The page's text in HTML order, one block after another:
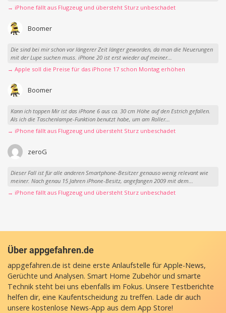
→ iPhone fällt aus Flugzeug und übersteht Sturz unbeschadet
Boomer
Die sind bei mir schon vor längerer Zeit länger geworden, da man die Neuerungen
mit der Lupe suchen muss. iPhone 20 ist erst wieder auf meiner...
→ Apple soll die Preise für das iPhone 17 schon Montag erhöhen
Boomer
Kann ich toppen Mir ist das iPhone 6 aus ca. 30 cm Höhe auf den Estrich gefallen.
Als ich die Taschenlampe-Funktion benutzt habe, um am Roller...
→ iPhone fällt aus Flugzeug und übersteht Sturz unbeschadet
zeroG
Dieser Fall ist für alle anderen Smartphone-Besitzer genauso wenig relevant wie
meiner. Nach genau 15 Jahren iPhone-Besitz, angefangen 2009 mit dem...
→ iPhone fällt aus Flugzeug und übersteht Sturz unbeschadet
Über appgefahren.de
appgefahren.de ist deine erste Anlaufstelle für Apple-News,
Gerüchte und Analysen. Smart Home Zubehör und smarte
Technik steht bei uns ebenfalls im Fokus. Unsere Testberichte
helfen dir, eine Kaufentscheidung zu treffen. Lade dir auch
unsere kostenlose News-App aus dem App Store!